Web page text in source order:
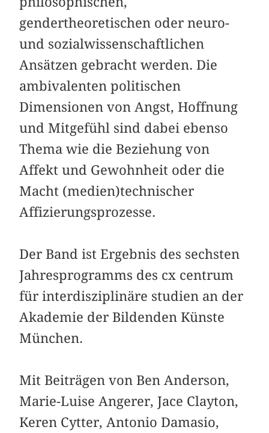
gendertheoretischen oder neuro-
und sozialwissenschaftlichen
Ansätzen gebracht werden. Die
ambivalenten politischen
Dimensionen von Angst, Hoffnung
und Mitgefühl sind dabei ebenso
Thema wie die Beziehung von
Affekt und Gewohnheit oder die
Macht (medien)technischer
Affizierungsprozesse.
Der Band ist Ergebnis des sechsten
Jahresprogramms des cx centrum
für interdisziplinäre studien an der
Akademie der Bildenden Künste
München.
Mit Beiträgen von Ben Anderson,
Marie-Luise Angerer, Jace Clayton,
Keren Cytter, Antonio Damasio,